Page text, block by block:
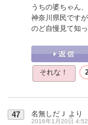
うちの婆ちゃん
神奈川県民ですが
のど自慢見て知っ
それな！
47 名無しだＪ より
2016年1月20日